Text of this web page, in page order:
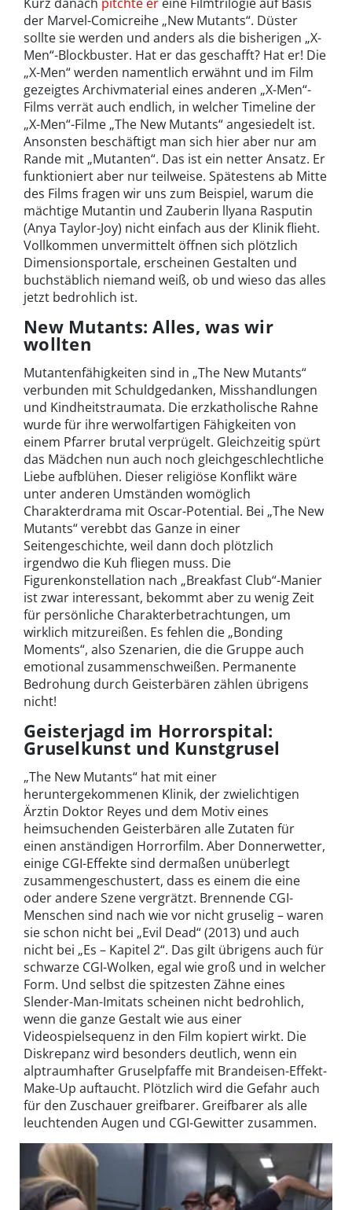
der Marvel-Comicreihe „New Mutants“. Düster
sollte sie werden und anders als die bisherigen „X-
Men“-Blockbuster. Hat er das geschafft? Hat er! Die
„X-Men“ werden namentlich erwähnt und im Film
gezeigtes Archivmaterial eines anderen „X-Men“-
Films verrät auch endlich, in welcher Timeline der
„X-Men“-Filme „The New Mutants“ angesiedelt ist.
Ansonsten beschäftigt man sich hier aber nur am
Rande mit „Mutanten“. Das ist ein netter Ansatz. Er
funktioniert aber nur teilweise. Spätestens ab Mitte
des Films fragen wir uns zum Beispiel, warum die
mächtige Mutantin und Zauberin llyana Rasputin
(Anya Taylor-Joy) nicht einfach aus der Klinik flieht.
Vollkommen unvermittelt öffnen sich plötzlich
Dimensionsportale, erscheinen Gestalten und
buchstäblich niemand weiß, ob und wieso das alles
jetzt bedrohlich ist.
New Mutants: Alles, was wir
wollten
Mutantenfähigkeiten sind in „The New Mutants“
verbunden mit Schuldgedanken, Misshandlungen
und Kindheitstraumata. Die erzkatholische Rahne
wurde für ihre werwolfartigen Fähigkeiten von
einem Pfarrer brutal verprügelt. Gleichzeitig spürt
das Mädchen nun auch noch gleichgeschlechtliche
Liebe aufblühen. Dieser religiöse Konflikt wäre
unter anderen Umständen womöglich
Charakterdrama mit Oscar-Potential. Bei „The New
Mutants“ verebbt das Ganze in einer
Seitengeschichte, weil dann doch plötzlich
irgendwo die Kuh fliegen muss. Die
Figurenkonstellation nach „Breakfast Club“-Manier
ist zwar interessant, bekommt aber zu wenig Zeit
für persönliche Charakterbetrachtungen, um
wirklich mitzureißen. Es fehlen die „Bonding
Moments“, also Szenarien, die die Gruppe auch
emotional zusammenschweißen. Permanente
Bedrohung durch Geisterbären zählen übrigens
nicht!
Geisterjagd im Horrorspital:
Gruselkunst und Kunstgrusel
„The New Mutants“ hat mit einer
heruntergekommenen Klinik, der zwielichtigen
Ärztin Doktor Reyes und dem Motiv eines
heimsuchenden Geisterbären alle Zutaten für
einen anständigen Horrorfilm. Aber Donnerwetter,
einige CGI-Effekte sind dermaßen unüberlegt
zusammengeschustert, dass es einem die eine
oder andere Szene vergrätzt. Brennende CGI-
Menschen sind nach wie vor nicht gruselig – waren
sie schon nicht bei „Evil Dead“ (2013) und auch
nicht bei „Es – Kapitel 2“. Das gilt übrigens auch für
schwarze CGI-Wolken, egal wie groß und in welcher
Form. Und selbst die spitzesten Zähne eines
Slender-Man-Imitats scheinen nicht bedrohlich,
wenn die ganze Gestalt wie aus einer
Videospielsequenz in den Film kopiert wirkt. Die
Diskrepanz wird besonders deutlich, wenn ein
alptraumhafter Gruselpfaffe mit Brandeisen-Effekt-
Make-Up auftaucht. Plötzlich wird die Gefahr auch
für den Zuschauer greifbarer. Greifbarer als alle
leuchtenden Augen und CGI-Gewitter zusammen.